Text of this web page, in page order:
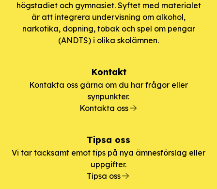
högstadiet och gymnasiet. Syftet med materialet
är att integrera undervisning om alkohol,
narkotika, dopning, tobak och spel om pengar
(ANDTS) i olika skolämnen.
Kontakt
Kontakta oss gärna om du har frågor eller
synpunkter.
Kontakta oss
Tipsa oss
Vi tar tacksamt emot tips på nya ämnesförslag eller
uppgifter.
Tipsa oss